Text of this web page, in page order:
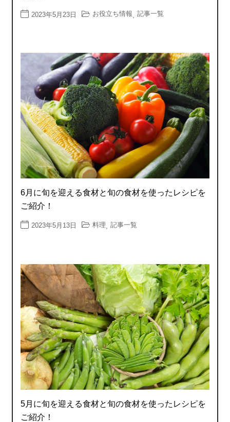
2023年5月23日 お役立ち情報 記事一覧
6月に旬を迎える食材と旬の食材を使ったレシピを
ご紹介！
2023年5月13日 料理, 記事一覧
5月に旬を迎える食材と旬の食材を使ったレシピを
ご紹介！